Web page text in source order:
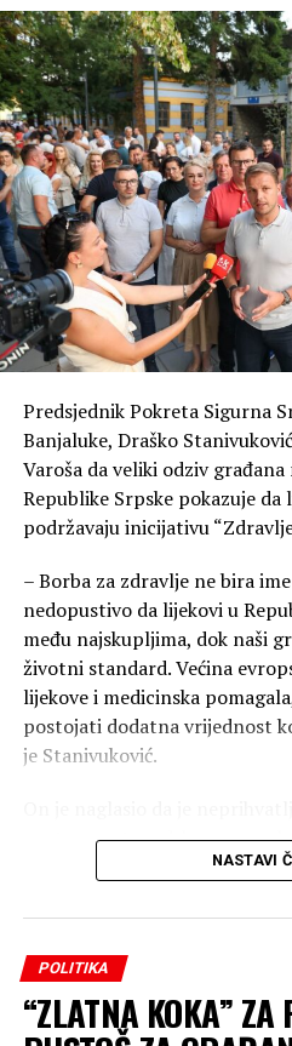
Predsjednik Pokreta Sigurna
Banjaluke, Draško
Varoša da veliki odziv
Republike Srpske pokazuje
podržavaju inicijativu
– Borba za zdravlje ne bira
nedopustivo da lijekovi u
među najskupljima, dok naši
životni standard. Većina
lijekove i medicinska
postojati dodatna vrijednost
je Stanivuković.
proteze, ortopedska
lica sa invaliditetom imaju isti
– Želimo humaniju državu koja
Nemamo ništa protiv
jesmo protiv interesnih lobija
visoke marže i poreze na teret
NASTAVI
POLITIKA
“ZLATNA KOKA” ZA